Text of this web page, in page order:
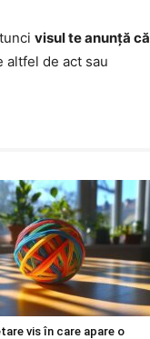
visul te anunță că
altfel de act sau
vis în care apare o